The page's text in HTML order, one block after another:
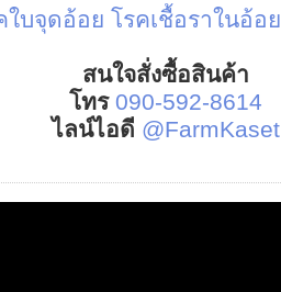
ใบจุดอ้อย โรคเชื้อราในอ้อย
สนใจสั่งซื้อสินค้า
โทร 090-592-8614
ไลน์ไอดี @FarmKaset